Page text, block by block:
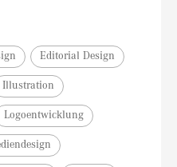
Editorial Design
Illustration
Logoentwicklung